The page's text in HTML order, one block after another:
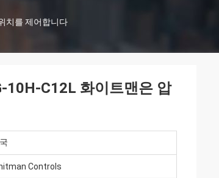
치를 제어합니다
10H-C12L 화이트맨은 압
Controls